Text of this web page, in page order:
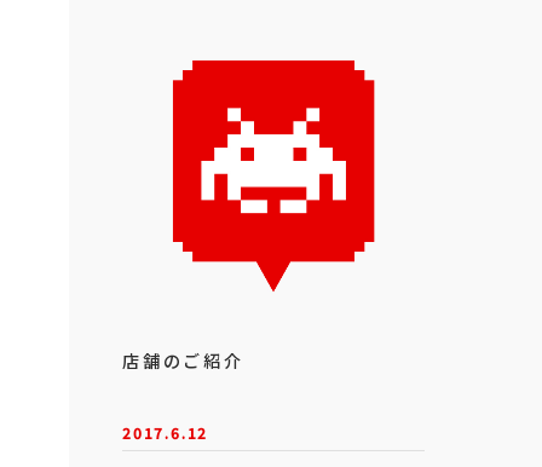
店舗のご紹介
2017.6.12